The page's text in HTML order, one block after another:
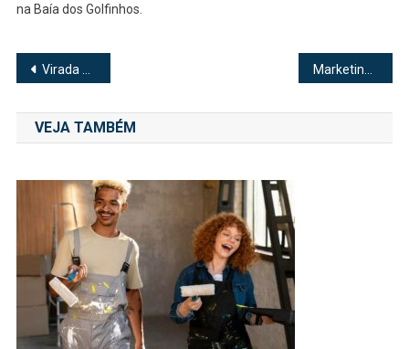
na Baía dos Golfinhos.
Navegação
de
Post
Virada Cultural 2025 terá grandes shows com Alceu Valença, Péricles e Djonga
VEJA TAMBÉM